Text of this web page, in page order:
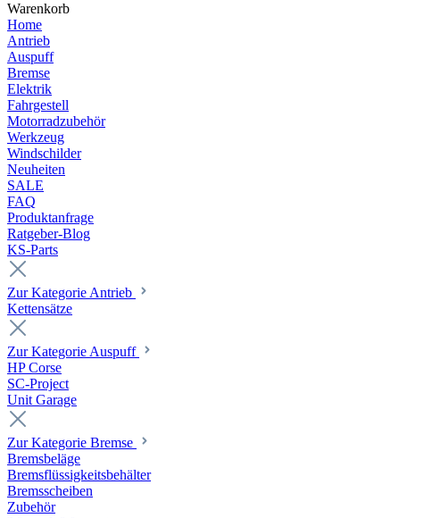
Warenkorb
Home
Antrieb
Auspuff
Bremse
Elektrik
Fahrgestell
Motorradzubehör
Werkzeug
Windschilder
Neuheiten
SALE
FAQ
Produktanfrage
Ratgeber-Blog
KS-Parts
Zur Kategorie Antrieb
Kettensätze
Zur Kategorie Auspuff
HP Corse
SC-Project
Unit Garage
Zur Kategorie Bremse
Bremsbeläge
Bremsflüssigkeitsbehälter
Bremsscheiben
Zubehör